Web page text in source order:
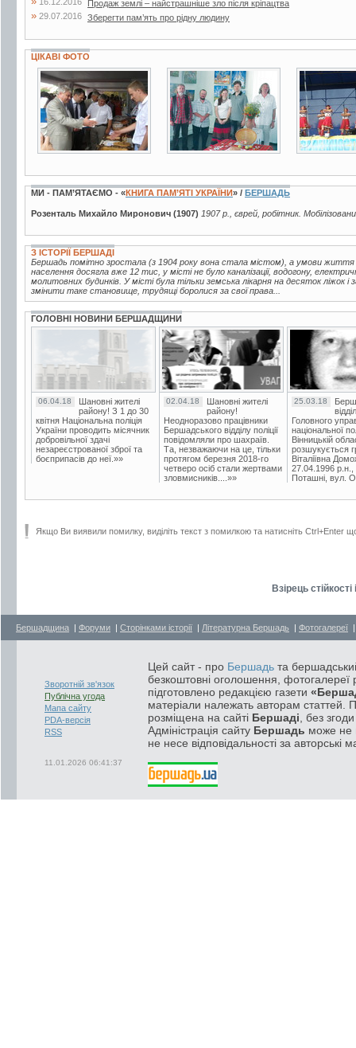
Продаж землі – найстрашніше зло після кріпацтва
» 29.07.2016 Зберегти пам’ять про рідну людину
ЦІКАВІ ФОТО
6 фото 2 фото
МИ - ПАМ’ЯТАЄМО - «КНИГА ПАМ’ЯТІ УКРАЇНИ» / БЕРШАДЬ
Розенталь Михайло Миронович (1907) 1907 р., єврей, робітник.
З ІСТОРІЇ БЕРШАДІ
Бершадь помітно зростала (з 1904 року вона стала містом), а умови
населення досягла вже 12 тис, у місті не було каналізації, водогону,
молитовних будинків. У місті була тільки земська лікарня на десяток ліжок
змінити таке становище, трудящі боролися за свої права...
ГОЛОВНІ НОВИНИ БЕРШАДЩИНИ
06.04.18
Шановні жителі
району! З 1 до 30
квітня Національна поліція
України проводить місячник
добровільної здачі
незареєстрованої зброї та
боєприпасів до неї.»»
02.04.18
Шановні жителі
району!
Неодноразово працівники
Бершадського відділу поліції
повідомляли про шахраїв.
Та, незважаючи на це, тільки
протягом березня 2018-го
четверо осіб стали жертвами
зловмисників....»»
25.03.18
Головного
національної
Вінницькій
розшукується
Віталіївна
27.04.1996 р.н.,
Поташні, вул.
Якщо Ви виявили помилку, виділіть текст з помилкою та натисніть Ctrl+Enter
Взірець
Бершадщина | Форуми | Сторінками історії | Літературна Бершадь | Фотогалереї
Зворотній зв'язок
Публічна угода
Мапа сайту
PDA-версія
RSS
11.01.2026 06:41:37
Цей сайт - про Бершадь та
безкоштовні оголошення, фотогалереї
підготовлено редакцією газети
матеріали належать авторам статтей.
розміщена на сайті Бершаді , без
Адміністрація сайту Бершадь може не
не несе відповідальності за авторські